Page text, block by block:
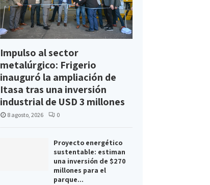
Impulso al sector
metalúrgico: Frigerio
inauguró la ampliación de
Itasa tras una inversión
industrial de USD 3 millones
8 agosto, 2026 0
Proyecto energético
sustentable: estiman
una inversión de $270
millones para el
parque...